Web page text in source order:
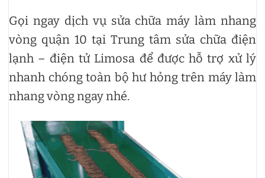
Gọi ngay dịch vụ sửa chữa máy làm nhang
vòng quận 10 tại Trung tâm sửa chữa điện
lạnh – điện tử Limosa để được hỗ trợ xử lý
nhanh chóng toàn bộ hư hỏng trên máy làm
nhang vòng ngay nhé.